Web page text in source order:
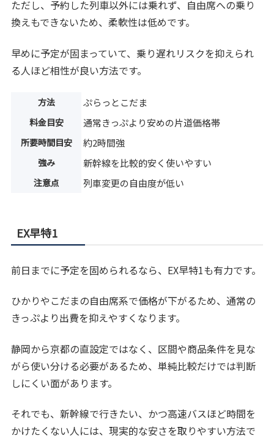
ただし、予約した列車以外には乗れず、自由席への乗り
換えもできないため、柔軟性は低めです。
早めに予定が固まっていて、乗り遅れリスクを抑えられ
る人ほど相性が良い方法です。
方法 ぷらっとこだま
料金目安 通常きっぷより安めの片道価格帯
所要時間目安 約2時間強
強み 新幹線を比較的安く使いやすい
注意点 列車変更の自由度が低い
EX早特1
前日までに予定を固められるなら、EX早特1も有力です。
ひかりやこだまの自由席系で価格が下がるため、通常の
きっぷより出費を抑えやすくなります。
静岡から京都の直設定ではなく、区間や商品条件を見な
がら使い分ける必要があるため、単純比較だけでは判断
しにくい面があります。
それでも、新幹線で行きたい、かつ高速バスほど時間を
かけたくない人には、現実的な安さを取りやすい方法で